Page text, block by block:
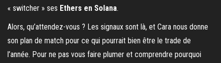
« switcher » ses Ethers en Solana.
Alors, qu’attendez-vous ? Les signaux sont là, et Cara nous donne
son plan de match pour ce qui pourrait bien être le trade de
l’année. Pour ne pas vous faire plumer et comprendre pourquoi